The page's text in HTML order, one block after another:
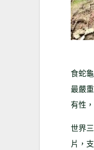
食蛇
最嚴
有性
世界
片，